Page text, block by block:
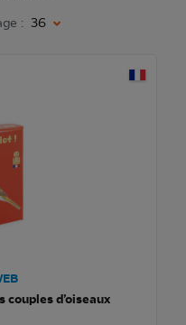
: 36
couples d’oiseaux